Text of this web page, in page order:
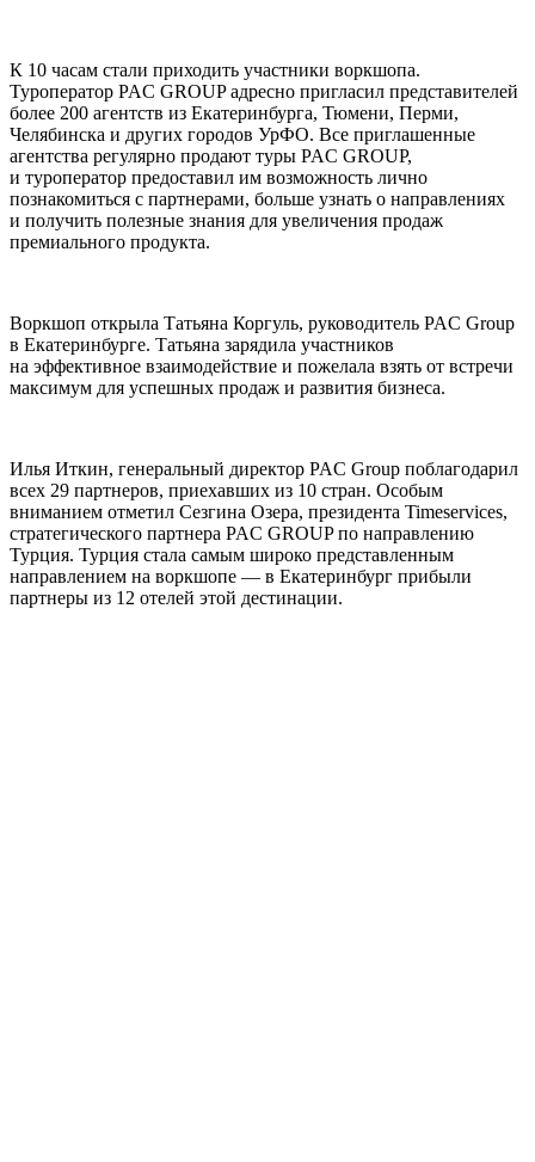
К 10 часам стали приходить участники воркшопа.
Туроператор PAC GROUP адресно пригласил представителей
более 200 агентств из Екатеринбурга, Тюмени, Перми,
Челябинска и других городов УрФО. Все приглашенные
агентства регулярно продают туры PAC GROUP,
и туроператор предоставил им возможность лично
познакомиться с партнерами, больше узнать о направлениях
и получить полезные знания для увеличения продаж
премиального продукта.
Воркшоп открыла Татьяна Коргуль, руководитель PAC Group
в Екатеринбурге. Татьяна зарядила участников
на эффективное взаимодействие и пожелала взять от встречи
максимум для успешных продаж и развития бизнеса.
Илья Иткин, генеральный директор PAC Group поблагодарил
всех 29 партнеров, приехавших из 10 стран. Особым
вниманием отметил Сезгина Озера, президента Timeservices,
стратегического партнера PAC GROUP по направлению
Турция. Турция стала самым широко представленным
направлением на воркшопе — в Екатеринбург прибыли
партнеры из 12 отелей этой дестинации.